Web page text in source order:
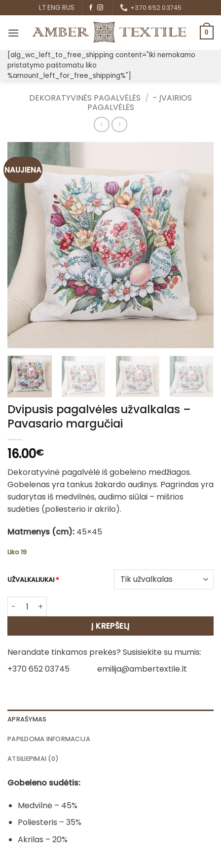
to
content
LT ENG RUS +370 652 03745
0
[alg_wc_left_to_free_shipping content="Iki nemokamo
pristatymo paštomatu liko
%amount_left_for_free_shipping%"]
DEKORATYVINĖS PAGALVĖLĖS / - ĮVAIRIOS
PAGALVĖLĖS
NAUJIENA
Dvipusis pagalvėles užvalkalas –
Pavasario margučiai
16.00€
Dekoratyvinė pagalvėlė iš gobeleno medžiagos.
Gobelenas yra tankus žakardo audinys. Pagrindas yra
sudarytas iš medvilnės, audimo siūlai – mišrios
sudėties (poliesterio ir akrilo).
Matmenys (cm): 45×45
Liko 19
UŽVALKALIUKAI*
produkto kiekis: Dvipusis pagalvėles užvalkalas -
Į KREPŠELĮ
Nerandate tinkamos prekės? Susisiekite su mumis:
+370 652 03745
emilija@ambertextile.lt
APRAŠYMAS
PAPILDOMA INFORMACIJA
ATSILIEPIMAI (0)
Gobeleno sudėtis:
Medvilnė – 45%
Poliesteris – 35%
Akrilas – 20%